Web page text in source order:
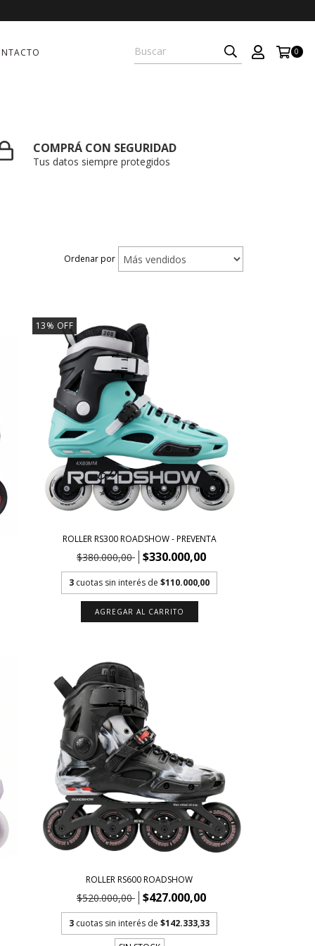
0
COMPRÁ CON SEGURIDAD
Tus datos siempre protegidos
Ordenar por
13% OFF
ROLLER RS300 ROADSHOW - PREVENTA
$380.000,00 $330.000,00
3 cuotas sin interés de$110.000,00
AGREGAR AL CARRITO
ROLLER RS600 ROADSHOW
$520.000,00 $427.000,00
3 cuotas sin interés de$142.333,33